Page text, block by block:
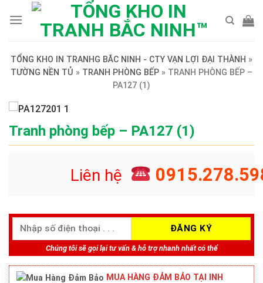
TỔNG KHO IN TRANHG BẮC NINH - CTY VẠN LỢI ĐẠI THÀNH »
TƯỜNG NỀN TỦ » TRANH PHÒNG BẾP » TRANH PHÒNG BẾP –
PA127 (1)
Tranh phòng bếp – PA127 (1)
Liên hệ
Chúng tôi sẽ gọi lại tư vấn & hỗ trợ nhanh nhất có thể
MUA HÀNG ĐẢM BẢO TẠI INH